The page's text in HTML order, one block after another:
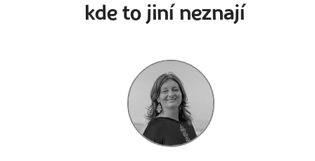
kde to jiní neznají